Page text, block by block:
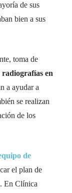
de sus
bien a sus
toma de
en
a ayudar a
se realizan
de los
de
el plan de
En Clínica